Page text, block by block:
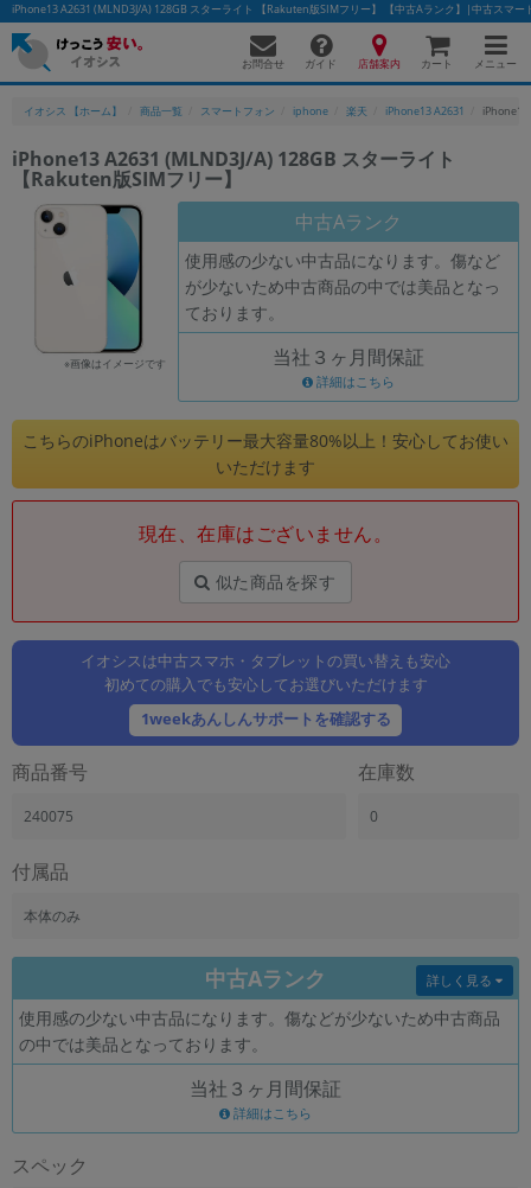
iPhone13 A2631 (MLND3J/A) 128GB スターライト 【Rakuten版SIMフリー】 【中古Aランク】|中古スマー
お問合せ ガイド 店舗案内 カート メニュー
イオシス 【ホーム】 商品一覧 スマートフォン iphone 楽天 iPhone13 A2631
iPhone13 A2631 (MLND3J/A) 128GB スターライト
【Rakuten版SIMフリー】
※画像はイメージです
中古Aランク
使用感の少ない中古品になります。傷など
が少ないため中古商品の中では美品となっ
ております。
当社３ヶ月間保証
詳細はこちら
こちらのiPhoneはバッテリー最大容量80%以上！安心してお使い
いただけます
現在、在庫はございません。
似た商品を探す
イオシスは中古スマホ・タブレットの買い替えも安心
初めての購入でも安心してお選びいただけます
1weekあんしんサポートを確認する
商品番号
240075
在庫数
0
付属品
本体のみ
中古Aランク
使用感の少ない中古品になります。傷などが少ないため中古商品
の中では美品となっております。
詳しく見る
当社３ヶ月間保証
詳細はこちら
スペック
かんたんパソコン検索に切り替える
フリーワード
人気の検索ワード： Let's note
「スマートフォン」「タブレット」など
シリーズ
「iPhone」「Xperia」「Galaxy」など
「Apple」「SONY」「SHARP」など
機能・特徴
商品の搭載機能による絞り込み
「5G対応」「防水」「ワンセグ」など
ドライブ
ドライブの絞り込み
ランク
「新品」「未使用」「中古」など
CPU
OSの絞り込み
メモリ